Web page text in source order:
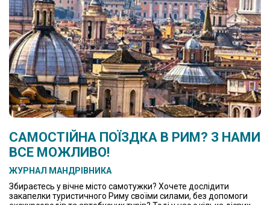
САМОСТІЙНА ПОЇЗДКА В РИМ? З НАМИ
ВСЕ МОЖЛИВО!
ЖУРНАЛ МАНДРІВНИКА
Збираєтесь у вічне місто самотужки? Хочете дослідити
закапелки туристичного Риму своїми силами, без допомоги